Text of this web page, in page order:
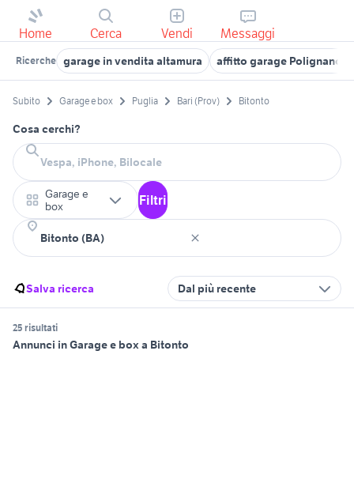
Home Cerca Vendi Messaggi
Ricerche garage in vendita altamura affitto garage Polignano a
Subito Garage e box Puglia Bari (Prov) Bitonto
Cosa cerchi?
Garage e
box
Filtri
Salva ricerca Dal più recente
25 risultati
Annunci in Garage e box a Bitonto